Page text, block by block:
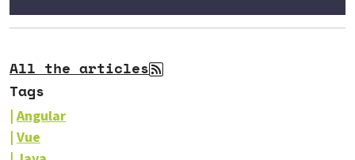
All the articles
Tags
Angular
Vue